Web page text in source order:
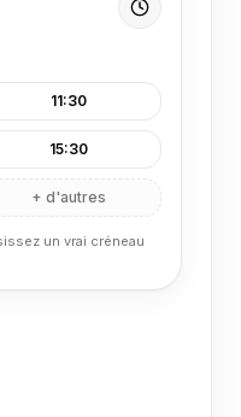
11:30
15:30
+ d'autres
un vrai créneau